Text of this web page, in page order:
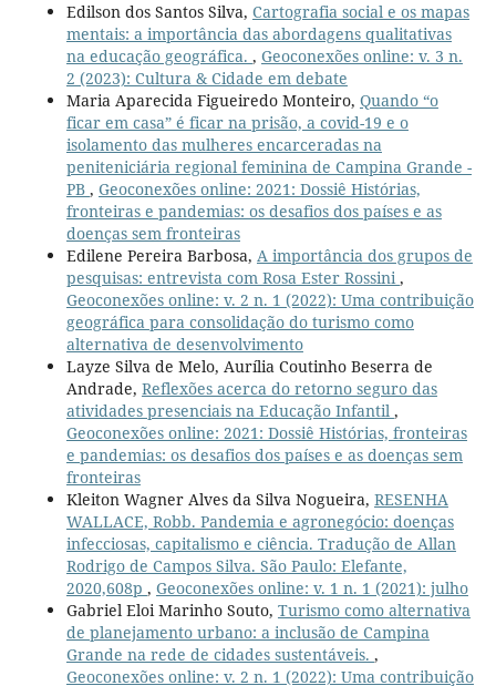
Edilson dos Santos Silva, Cartografia social e os mapas
mentais: a importância das abordagens qualitativas
na educação geográfica. , Geoconexões online: v. 3 n.
2 (2023): Cultura & Cidade em debate
Maria Aparecida Figueiredo Monteiro, Quando “o
ficar em casa” é ficar na prisão, a covid-19 e o
isolamento das mulheres encarceradas na
peniteniciária regional feminina de Campina Grande -
PB , Geoconexões online: 2021: Dossiê Histórias,
fronteiras e pandemias: os desafios dos países e as
doenças sem fronteiras
Edilene Pereira Barbosa, A importância dos grupos de
pesquisas: entrevista com Rosa Ester Rossini,
Geoconexões online: v. 2 n. 1 (2022): Uma contribuição
geográfica para consolidação do turismo como
alternativa de desenvolvimento
Layze Silva de Melo, Aurília Coutinho Beserra de
Andrade, Reflexões acerca do retorno seguro das
atividades presenciais na Educação Infantil ,
Geoconexões online: 2021: Dossiê Histórias, fronteiras
e pandemias: os desafios dos países e as doenças sem
fronteiras
Kleiton Wagner Alves da Silva Nogueira, RESENHA
WALLACE, Robb. Pandemia e agronegócio: doenças
infecciosas, capitalismo e ciência. Tradução de Allan
Rodrigo de Campos Silva. São Paulo: Elefante,
2020,608p , Geoconexões online: v. 1 n. 1 (2021): julho
Gabriel Eloi Marinho Souto, Turismo como alternativa
de planejamento urbano: a inclusão de Campina
Grande na rede de cidades sustentáveis. ,
Geoconexões online: v. 2 n. 1 (2022): Uma contribuição